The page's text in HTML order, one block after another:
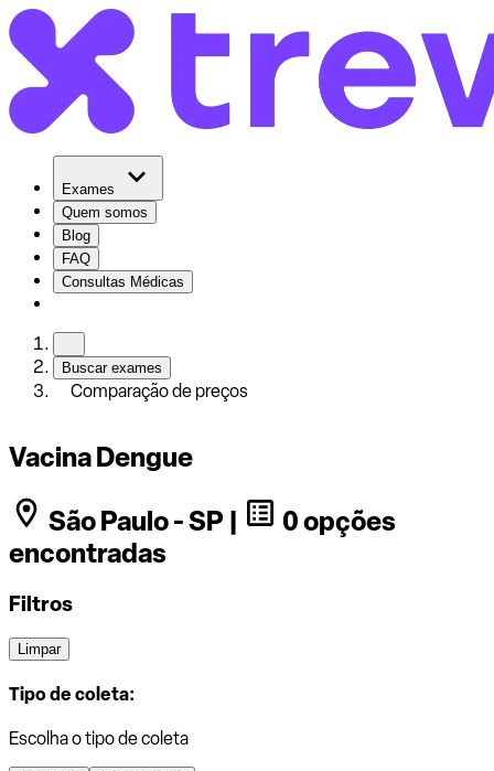
Exames
Quem somos
Blog
FAQ
Consultas Médicas
Buscar exames
Comparação de preços
Vacina Dengue
São Paulo - SP |
0 opções
encontradas
Filtros
Limpar
Tipo de coleta:
Escolha o tipo de coleta